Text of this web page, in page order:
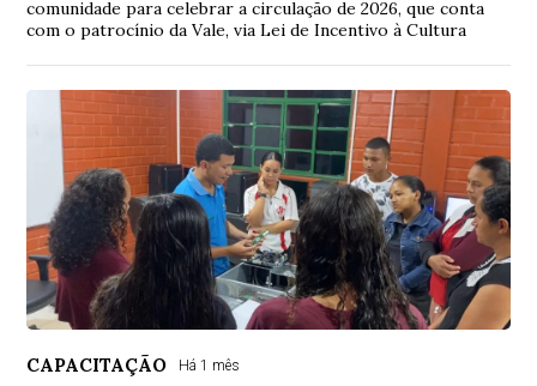
comunidade para celebrar a circulação de 2026, que conta
com o patrocínio da Vale, via Lei de Incentivo à Cultura
CAPACITAÇÃO Há 1 mês